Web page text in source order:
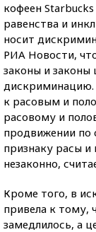
кофеен
равенства и
носит
РИА Новости,
законы и
дискриминацию.
к расовым и
расовому и
продвижении по
признаку расы и
незаконно,
Кроме того, в
привела к тому,
замедлилось, а